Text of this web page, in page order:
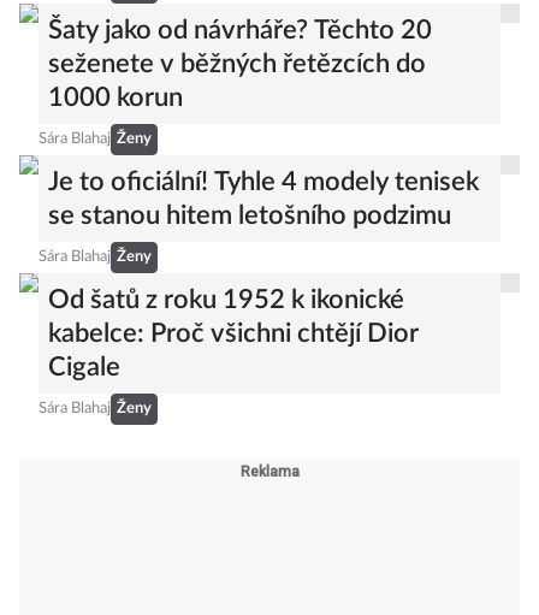
Šaty jako od návrháře? Těchto 20
seženete v běžných řetězcích do
1000 korun
Sára Blahaj Ženy
Je to oficiální! Tyhle 4 modely tenisek
se stanou hitem letošního podzimu
Sára Blahaj Ženy
Od šatů z roku 1952 k ikonické
kabelce: Proč všichni chtějí Dior
Cigale
Sára Blahaj Ženy